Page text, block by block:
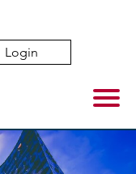
Login